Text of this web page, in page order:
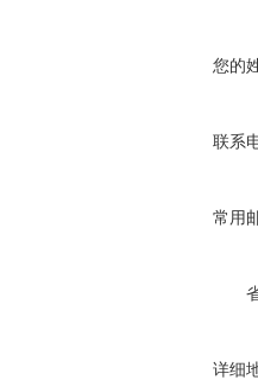
您的
联系
常用
详细